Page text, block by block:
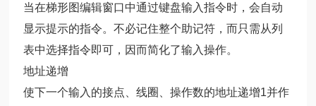
当在梯形图编辑窗口中通过键盘输入指令时，会自动
显示提示的指令。不必记住整个助记符，而只需从列
表中选择指令即可，因而简化了输入操作。
地址递增
使下一个输入的接点、线圈、操作数的地址递增1并作